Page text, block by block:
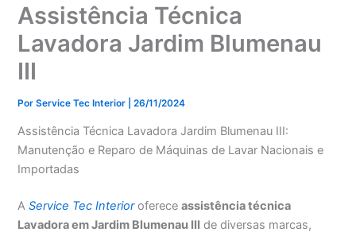
Assistência Técnica
Lavadora Jardim Blumenau
III
PorService Tec Interior |26/11/2024
Assistência Técnica Lavadora Jardim Blumenau III:
Manutenção e Reparo de Máquinas de Lavar Nacionais e
Importadas
AService Tec Interiorofereceassistência técnica
Lavadora em Jardim Blumenau III de diversas marcas,